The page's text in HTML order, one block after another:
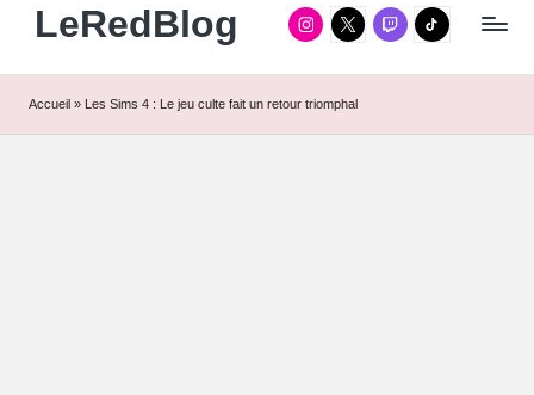
LeRedBlog
Gaming
Instagram
TwitterTwitchTikTok
Accueil » Les Sims 4 : Le jeu culte fait un retour triomphal